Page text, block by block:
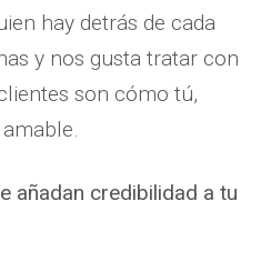
hay detrás de cada
y nos gusta tratar con
son cómo tú,
añadan credibilidad a tu